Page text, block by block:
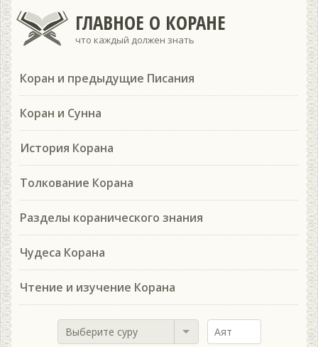
ГЛАВНОЕ О КОРАНЕ
что каждый должен знать
Коран и предыдущие Писания
Коран и Сунна
История Корана
Толкование Корана
Разделы коранического знания
Чудеса Корана
Чтение и изучение Корана
Выберите суру